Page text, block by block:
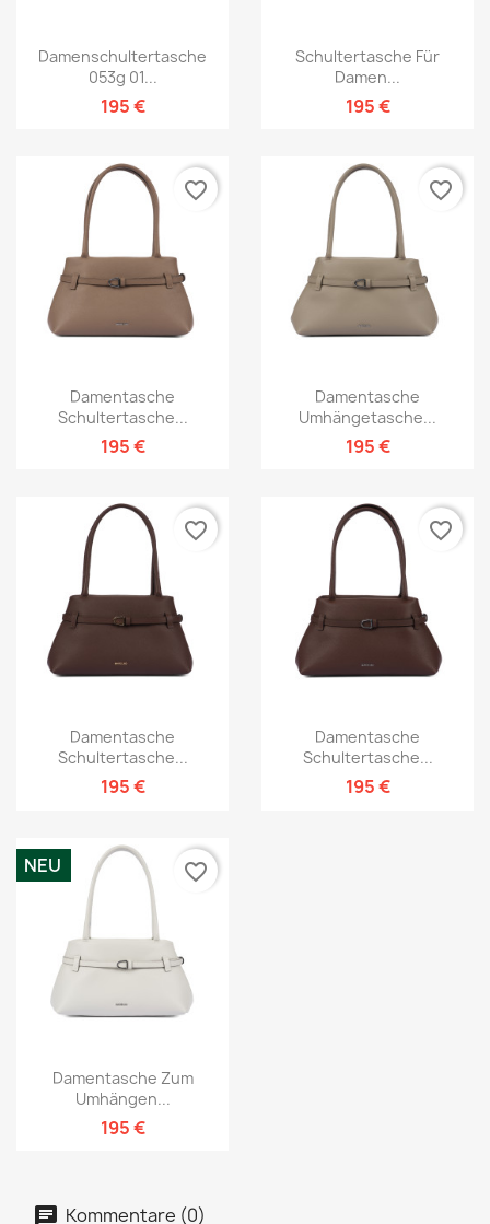
Damenschultertasche
053g 01...
195 €
Schultertasche Für
Damen...
195 €
Damentasche
Schultertasche...
195 €
favorite_border
Damentasche
Umhängetasche...
195 €
favorite_border
Damentasche
Schultertasche...
195 €
favorite_border
Damentasche
Schultertasche...
195 €
favorite_border
Damentasche Zum
Umhängen...
195 €
NEU favorite_border
Kommentare (0)